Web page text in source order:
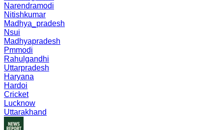
Narendramodi
Nitishkumar
Madhya_pradesh
Nsui
Madhyapradesh
Pmmodi
Rahulgandhi
Uttarpradesh
Haryana
Hardoi
Cricket
Lucknow
Uttarakhand